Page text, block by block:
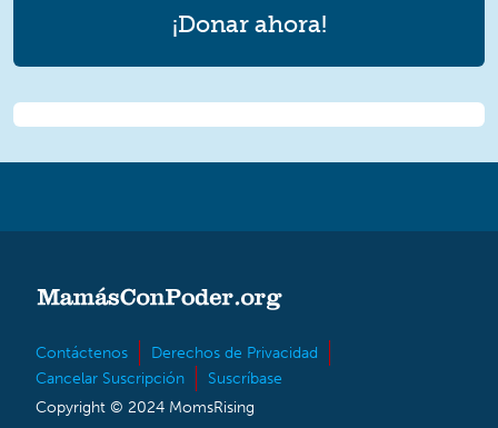
¡Donar ahora!
Contáctenos
Derechos de Privacidad
Cancelar Suscripción
Suscríbase
Copyright © 2024 MomsRising